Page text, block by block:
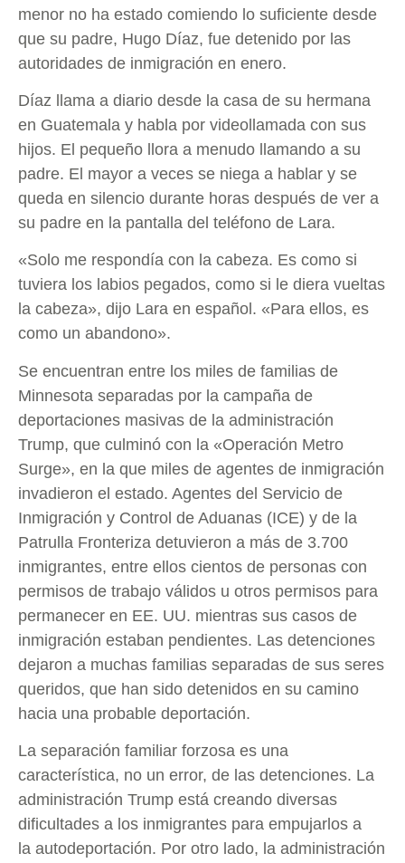
menor no ha estado comiendo lo suficiente desde
que su padre, Hugo Díaz, fue detenido por las
autoridades de inmigración en enero.
Díaz llama a diario desde la casa de su hermana
en Guatemala y habla por videollamada con sus
hijos. El pequeño llora a menudo llamando a su
padre. El mayor a veces se niega a hablar y se
queda en silencio durante horas después de ver a
su padre en la pantalla del teléfono de Lara.
«Solo me respondía con la cabeza. Es como si
tuviera los labios pegados, como si le diera vueltas
la cabeza», dijo Lara en español. «Para ellos, es
como un abandono».
Se encuentran entre los miles de familias de
Minnesota separadas por la campaña de
deportaciones masivas de la administración
Trump, que culminó con la «Operación Metro
Surge», en la que miles de agentes de inmigración
invadieron el estado. Agentes del Servicio de
Inmigración y Control de Aduanas (ICE) y de la
Patrulla Fronteriza detuvieron a más de 3.700
inmigrantes, entre ellos cientos de personas con
permisos de trabajo válidos u otros permisos para
permanecer en EE. UU. mientras sus casos de
inmigración estaban pendientes. Las detenciones
dejaron a muchas familias separadas de sus seres
queridos, que han sido detenidos en su camino
hacia una probable deportación.
La separación familiar forzosa es una
característica, no un error, de las detenciones. La
administración Trump está creando diversas
dificultades a los inmigrantes para empujarlos a
la autodeportación. Por otro lado, la administración